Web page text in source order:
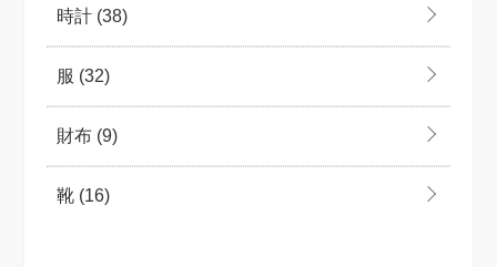
時計 (38)
服 (32)
財布 (9)
靴 (16)